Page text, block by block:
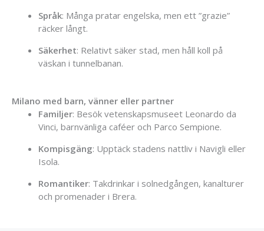
Språk: Många pratar engelska, men ett ”grazie”
räcker långt.
Säkerhet: Relativt säker stad, men håll koll på
väskan i tunnelbanan.
Milano med barn, vänner eller partner
Familjer: Besök vetenskapsmuseet Leonardo da
Vinci, barnvänliga caféer och Parco Sempione.
Kompisgäng: Upptäck stadens nattliv i Navigli eller
Isola.
Romantiker: Takdrinkar i solnedgången, kanalturer
och promenader i Brera.